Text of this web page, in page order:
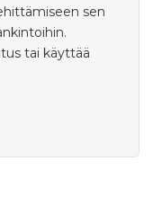
sen
tai käyttää